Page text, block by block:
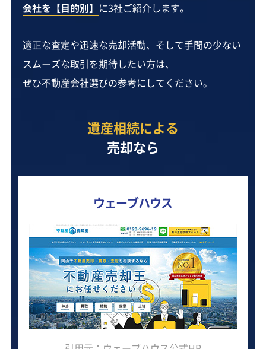
会社を【目的別】 に3社ご紹介します。
適正な査定や迅速な売却活動、そして手間の少ない
スムーズな取引を期待したい方は、
ぜひ不動産会社選びの参考にしてください。
遺産相続による
売却なら
ウェーブハウス